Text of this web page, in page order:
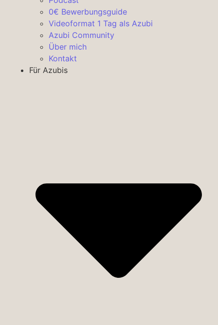
0€ Bewerbungsguide
Videoformat 1 Tag als Azubi
Azubi Community
Über mich
Kontakt
Für Azubis